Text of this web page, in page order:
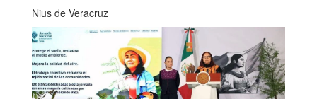
Nius de Veracruz